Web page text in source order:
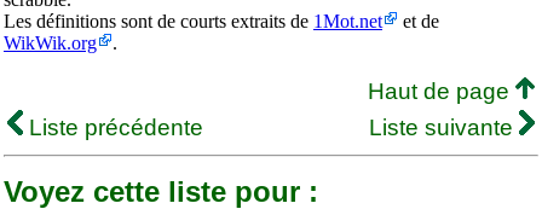
Les définitions sont de courts extraits de 1Mot.net
et de
WikWik.org
.
Haut de page
Liste précédente
Liste suivante
Voyez cette liste pour :